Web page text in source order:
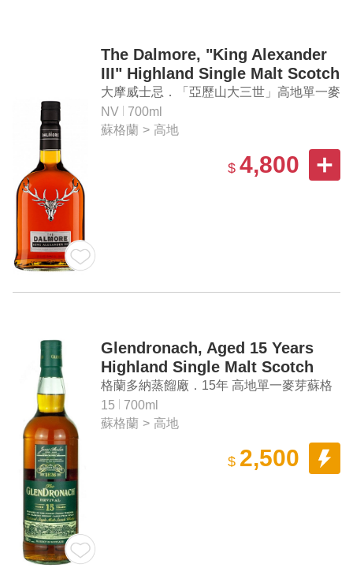
The Dalmore, "King Alexander
III" Highland Single Malt Scotch
Whisky
大摩威士忌．「亞歷山大三世」高地單一麥
芽蘇格蘭威士忌
NV
700ml
蘇格蘭 > 高地
$ 4,800
Glendronach, Aged 15 Years
Highland Single Malt Scotch
Whisky
格蘭多納蒸餾廠．15年 高地單一麥芽蘇格
蘭威士忌
15
700ml
蘇格蘭 > 高地
$ 2,500